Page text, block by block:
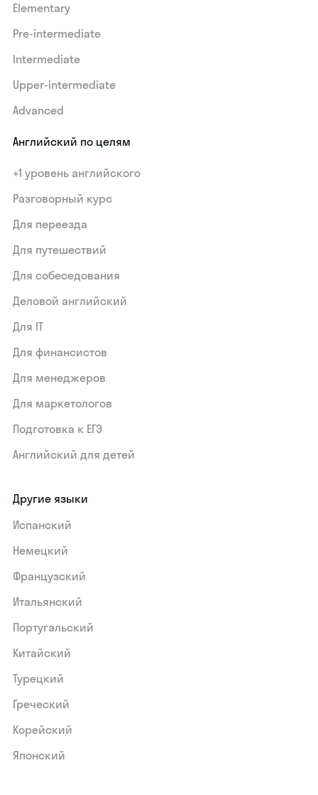
Elementary
Pre-intermediate
Intermediate
Upper-intermediate
Advanced
Английский по целям
+1 уровень английского
Разговорный курс
Для переезда
Для путешествий
Для собеседования
Деловой английский
Для IT
Для финансистов
Для менеджеров
Для маркетологов
Подготовка к ЕГЭ
Английский для детей
Другие языки
Испанский
Немецкий
Французский
Итальянский
Португальский
Китайский
Турецкий
Греческий
Корейский
Японский